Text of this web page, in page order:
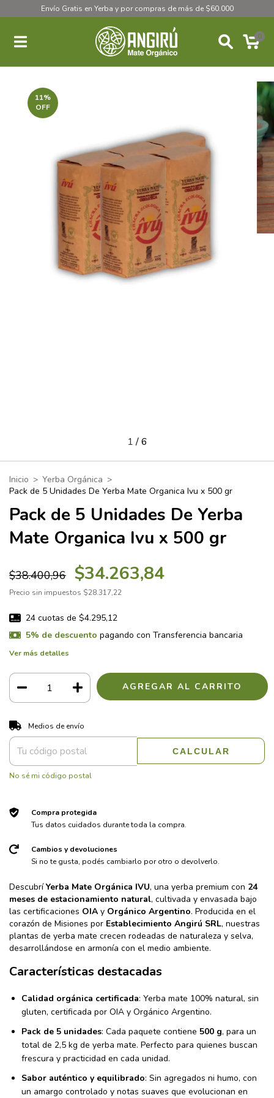
Envío Gratis en Yerba y por compras de más de $60.000
0
11%
OFF
1/6
Inicio > Yerba Orgánica >
Pack de 5 Unidades De Yerba Mate Organica Ivu x 500 gr
Pack de 5 Unidades De Yerba
Mate Organica Ivu x 500 gr
$38.400,96 $34.263,84
Precio sin impuestos $28.317,22
24 cuotas de $4.295,12
5% de descuento pagando con Transferencia bancaria
Ver más detalles
Entregas para el CP:
Medios de envío
CALCULAR
No sé mi código postal
Compra protegida
Tus datos cuidados durante toda la compra.
Cambios y devoluciones
Si no te gusta, podés cambiarlo por otro o devolverlo.
DescubríYerba Mate Orgánica IVU, una yerba premium con 24
meses de estacionamiento natural, cultivada y envasada bajo
las certificaciones OIA y Orgánico Argentino. Producida en el
corazón de Misiones por Establecimiento Angirú SRL, nuestras
plantas de yerba mate crecen rodeadas de naturaleza y selva,
desarrollándose en armonía con el medio ambiente.
Características destacadas
Calidad orgánica certificada: Yerba mate 100% natural, sin
gluten, certificada por OIA y Orgánico Argentino.
Pack de 5 unidades: Cada paquete contiene 500 g, para un
total de 2,5 kg de yerba mate. Perfecto para quienes buscan
frescura y practicidad en cada unidad.
Sabor auténtico y equilibrado: Sin agregados ni humo, con
un amargo controlado y notas suaves que evolucionan en